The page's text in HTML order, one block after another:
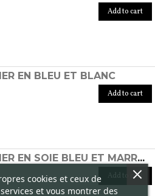
Add to cart
EN BLEU ET BLANC
Add to cart
COLLIER EN SOIE BLEU ET MARRON BRÛLÉ
Add to cart
cookies et ceux de
et vous montrer des